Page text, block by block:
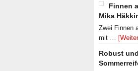
Finnen
Mika
Zwei Finnen
mit …
Robust